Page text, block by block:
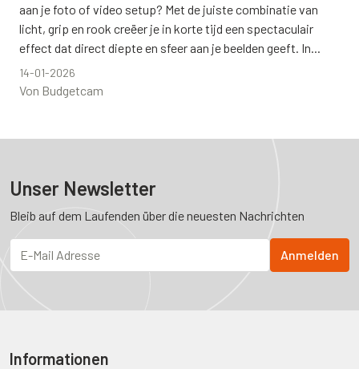
aan je foto of video setup? Met de juiste combinatie van
licht, grip en rook creëer je in korte tijd een spectaculair
effect dat direct diepte en sfeer aan je beelden geeft. In...
14-01-2026
Von Budgetcam
Unser Newsletter
Bleib auf dem Laufenden über die neuesten Nachrichten
Informationen